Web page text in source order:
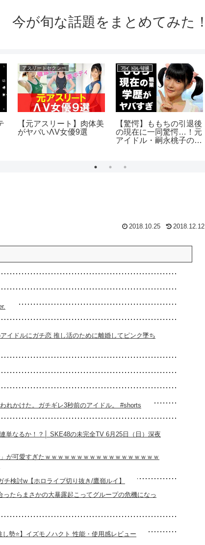
今が旬な話題をまとめてみた！
アスリートセクシー
【元アスリート】肉体美
がヤバいΛV女優9選
アイドル引退
【驚愕】ももちの引退後
の現在に一同驚愕…！元
アイドル・嗣永桃子のま
2018.10.25 2018.12.12
イドルにガチ恋 推し活のために離婚してピンク墜ち
れかけた。ガチギレ3秒前のアイドル。 #shorts
単なるか！？│ SKE48の未完全TV 6月25日（日）深夜
が可愛すぎたｗｗｗｗｗｗｗｗｗｗｗｗｗｗｗｗｗｗ
検討w【ホロライブ切り抜き/鷹嶺ルイ】
たらまさかの大暴露起こってグループの危機になっ
勢⭐️】イズモノハクト 性能・使用感レビュー